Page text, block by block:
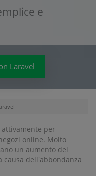
e
Laravel
per
online. Molto
un aumento del
causa dell'abbondanza